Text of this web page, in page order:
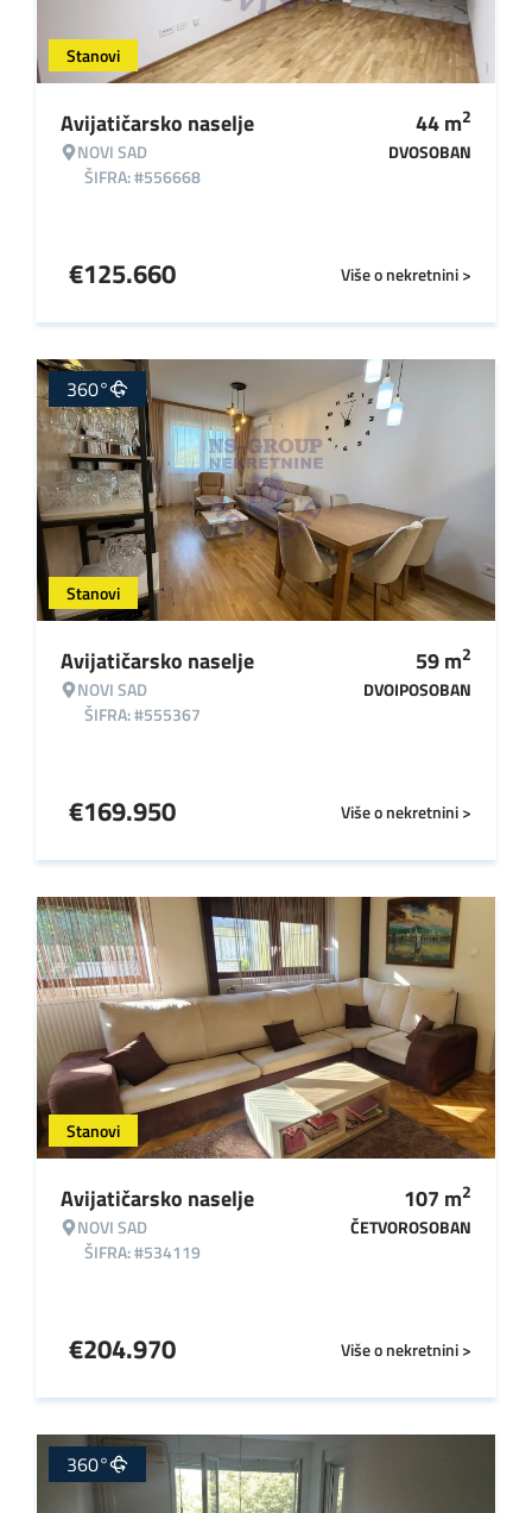
Stanovi
Avijatičarsko naselje
NOVI SAD
ŠIFRA: #556668
44m2
DVOSOBAN
Više o nekretnini >
€125.660
Stanovi
360°
Avijatičarsko naselje
NOVI SAD
ŠIFRA: #555367
59m2
DVOIPOSOBAN
Više o nekretnini >
€169.950
Stanovi
Avijatičarsko naselje
NOVI SAD
ŠIFRA: #534119
107 m2
ČETVOROSOBAN
Više o nekretnini >
€204.970
360°